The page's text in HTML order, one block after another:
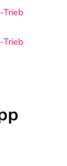
Trieb
Trieb